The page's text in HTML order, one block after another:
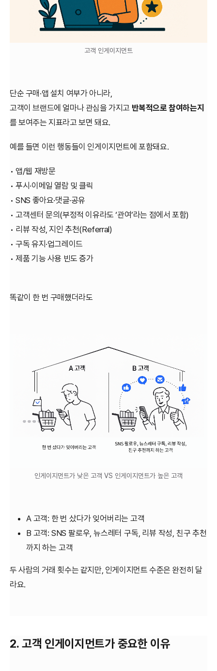
고객 인게이지먼트
단순 구매·앱 설치 여부가 아니라,
고객이 브랜드에 얼마나 관심을 가지고 반복적으로 참여하는지
를 보여주는 지표라고 보면 돼요.
예를 들면 이런 행동들이 인게이지먼트에 포함돼요.
• 앱/웹 재방문
• 푸시·이메일 열람 및 클릭
• SNS 좋아요·댓글·공유
• 고객센터 문의(부정적 이유라도 ‘관여’라는 점에서 포함)
• 리뷰 작성, 지인 추천(Referral)
• 구독 유지·업그레이드
• 제품 기능 사용 빈도 증가
똑같이 한 번 구매했더라도
인게이지먼트가 낮은 고객 VS 인게이지먼트가 높은 고객
A 고객: 한 번 샀다가 잊어버리는 고객
B 고객: SNS 팔로우, 뉴스레터 구독, 리뷰 작성, 친구 추천
까지 하는 고객
두 사람의 거래 횟수는 같지만, 인게이지먼트 수준은 완전히 달
라요.
2. 고객 인게이지먼트가 중요한 이유